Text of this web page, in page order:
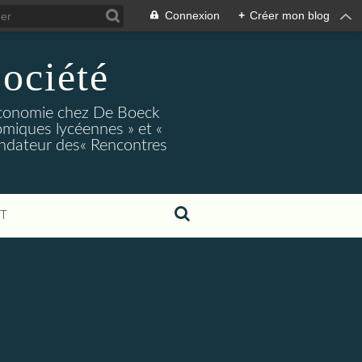
Connexion + Créer mon blog
chez De Boeck
lycéennes » et «
des« Rencontres